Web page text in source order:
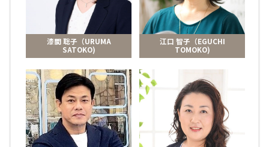
漆間 聡子（URUMA
SATOKO)
江口 智子（EGUCHI
TOMOKO)